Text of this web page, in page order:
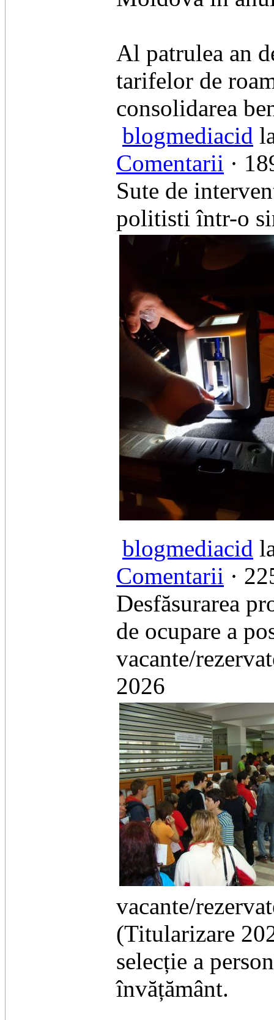
Al patrulea an
tarifelor de
consolidarea
blogmediacid
Comentarii ·
Sute de
politisti într-o
blogmediacid
Comentarii ·
Desfăsurarea
de ocupare a
vacante/
2026
vacante/
(Titularizare
selecție a
învățământ.